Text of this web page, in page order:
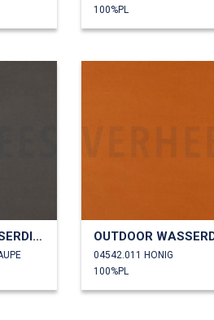
100%PL
OUTDOOR WASSERDICHT
04542.011 HONIG
100%PL